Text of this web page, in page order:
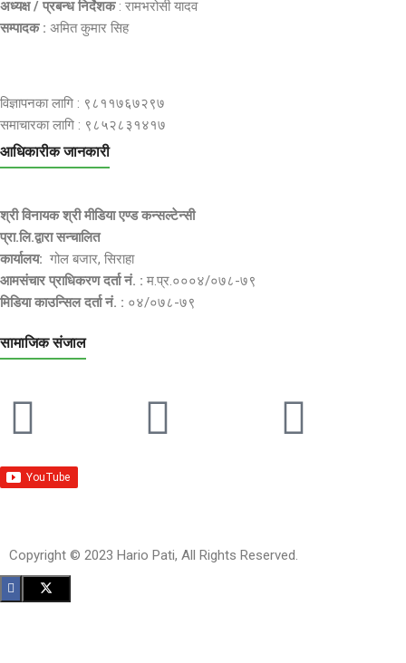
अध्यक्ष / प्रबन्ध निर्देशक: रामभरोसी यादव
सम्पादक : अमित कुमार सिह
विज्ञापनका लागि : ९८११७६७२९७
समाचारका लागि : ९८५२८३१४१७
आधिकारीक जानकारी
श्री विनायक श्री मीडिया एण्ड कन्सल्टेन्सी
प्रा.लि.द्वारा सन्चालित
कार्यालय: गोल बजार, सिराहा
आमसंचार प्राधिकरण दर्ता नं. : म.प्र.०००४/०७८-७९
मिडिया काउन्सिल दर्ता नं. : ०४/०७८-७९
सामाजिक संजाल
Copyright © 2023 Hario Pati, All Rights Reserved.